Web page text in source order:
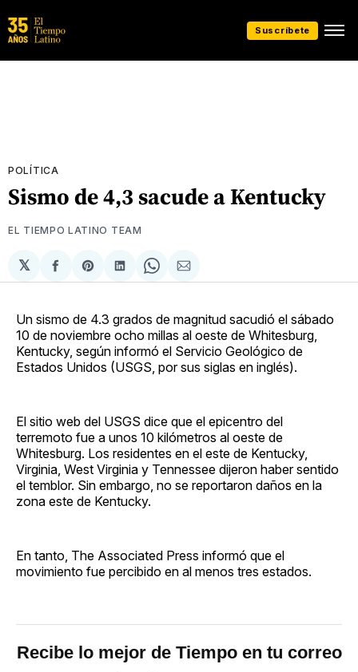
Suscríbete
POLÍTICA
Sismo de 4,3 sacude a Kentucky
EL TIEMPO LATINO TEAM
𝕏
Compartir
en
Share
on
Compartir
en
Share
on
Compartir
via
Un sismo de 4.3 grados de magnitud sacudió el sábado
10 de noviembre ocho millas al oeste de Whitesburg,
Kentucky, según informó el Servicio Geológico de
Estados Unidos (USGS, por sus siglas en inglés).
El sitio web del USGS dice que el epicentro del
terremoto fue a unos 10 kilómetros al oeste de
Whitesburg. Los residentes en el este de Kentucky,
Virginia, West Virginia y Tennessee dijeron haber sentido
el temblor. Sin embargo, no se reportaron daños en la
zona este de Kentucky.
En tanto, The Associated Press informó que el
movimiento fue percibido en al menos tres estados.
Recibe lo mejor de Tiempo en tu correo